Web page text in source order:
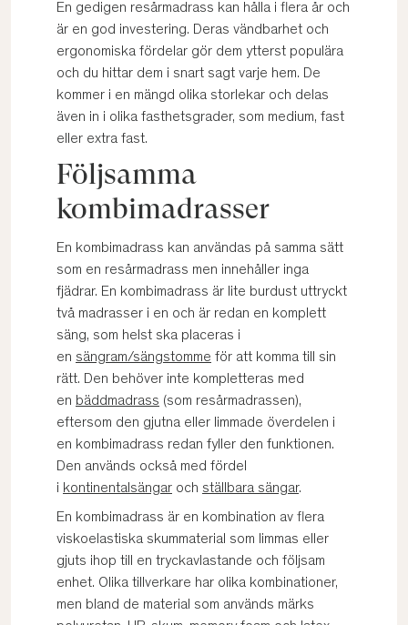
En gedigen resårmadrass kan hålla i flera år och
är en god investering. Deras vändbarhet och
ergonomiska fördelar gör dem ytterst populära
och du hittar dem i snart sagt varje hem. De
kommer i en mängd olika storlekar och delas
även in i olika fasthetsgrader, som medium, fast
eller extra fast.
Följsamma
kombimadrasser
En kombimadrass kan användas på samma sätt
som en resårmadrass men innehåller inga
fjädrar. En kombimadrass är lite burdust uttryckt
två madrasser i en och är redan en komplett
säng, som helst ska placeras i
en sängram/sängstomme för att komma till sin
rätt. Den behöver inte kompletteras med
en bäddmadrass (som resårmadrassen),
eftersom den gjutna eller limmade överdelen i
en kombimadrass redan fyller den funktionen.
Den används också med fördel
i kontinentalsängar och ställbara sängar.
En kombimadrass är en kombination av flera
viskoelastiska skummaterial som limmas eller
gjuts ihop till en tryckavlastande och följsam
enhet. Olika tillverkare har olika kombinationer,
men bland de material som används märks